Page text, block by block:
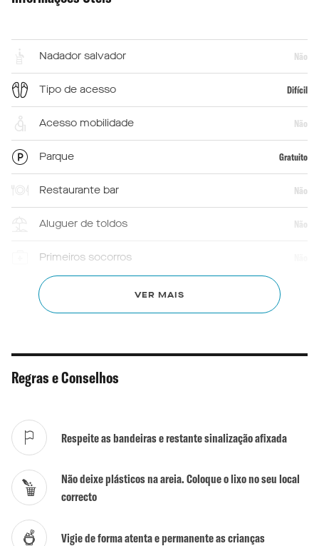
Nadador salvador Não
Tipo de acesso Difícil
Acesso mobilidade Não
Parque Gratuito
Restaurante bar Não
Aluguer de toldos Não
Primeiros socorros
Chuveiros
Actividades Não
Kite / Wind Surf
Escola de Surf
Naturalismo tolerado
VER MAIS
Regras e Conselhos
Respeite as bandeiras e restante sinalização afixada
Não deixe plásticos na areia. Coloque o lixo no seu local
correcto
Vigie de forma atenta e permanente as crianças